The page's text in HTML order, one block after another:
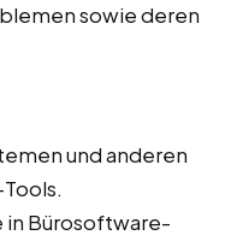
sowie deren
und anderen
in Bürosoftware-